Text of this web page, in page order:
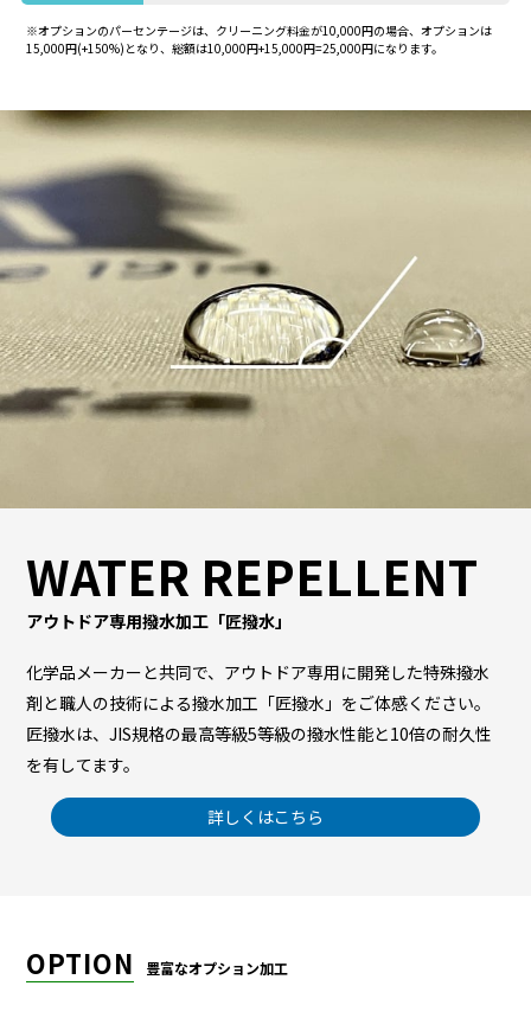
※オプションのパーセンテージは、クリーニング料金が10,000円の場合、オプションは
15,000円(+150%)となり、総額は10,000円+15,000円=25,000円になります。
WATER REPELLENT
アウトドア専用撥水加工「匠撥水」
化学品メーカーと共同で、アウトドア専用に開発した特殊撥水
剤と職人の技術による撥水加工「匠撥水」をご体感ください。
匠撥水は、JIS規格の最高等級5等級の撥水性能と10倍の耐久性
を有してます。
詳しくはこちら
OPTION 豊富なオプション加工